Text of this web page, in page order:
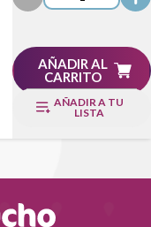
AÑADIR AL
CARRITO
AÑADIR A TU
LISTA